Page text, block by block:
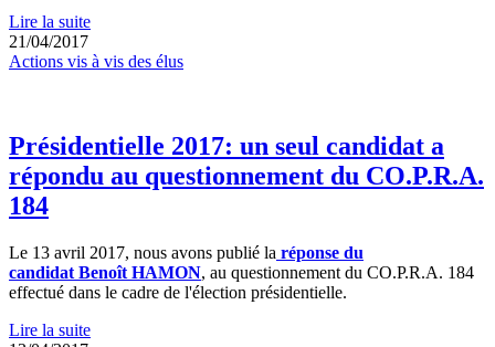
Lire la suite
21/04/2017
Actions vis à vis des élus
Présidentielle 2017: un seul candidat a
répondu au questionnement du CO.P.R.A.
184
Le 13 avril 2017, nous avons publié la réponse du
candidat Benoît HAMON, au questionnement du CO.P.R.A. 184
effectué dans le cadre de l'élection présidentielle.
Lire la suite